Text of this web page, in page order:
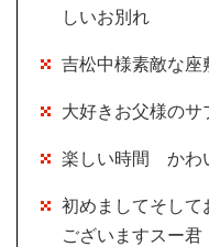
しいお別れ
吉松中様素敵な
大好きお父様の
楽しい時間 かわ
初めましてそし
ございますスー君